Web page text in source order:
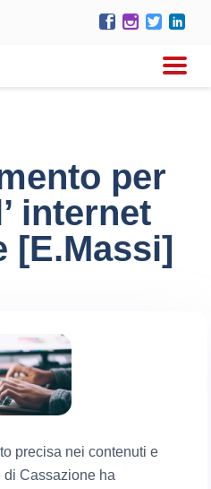
per
internet
[E.Massi]
precisa nei contenuti e
Cassazione ha